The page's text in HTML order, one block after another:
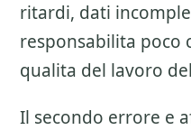
ritardi, dati
responsabilita poco
qualita del lavoro
Il secondo errore e